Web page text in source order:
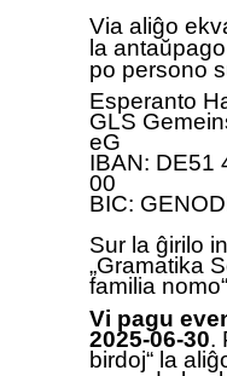
Via aliĝo
la
po persono
Esperanto
GLS
eG
IBAN: DE51
00
BIC:
Sur la ĝirilo
„Gramatika
familia nomo“
Vi pagu
2025-06-30.
birdoj“ la aliĝ